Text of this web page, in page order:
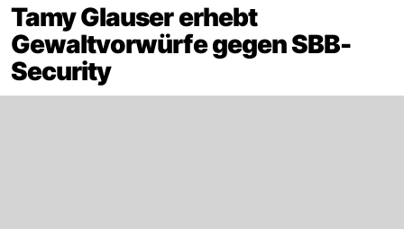
Tamy Glauser erhebt
Gewaltvorwürfe gegen SBB-
Security